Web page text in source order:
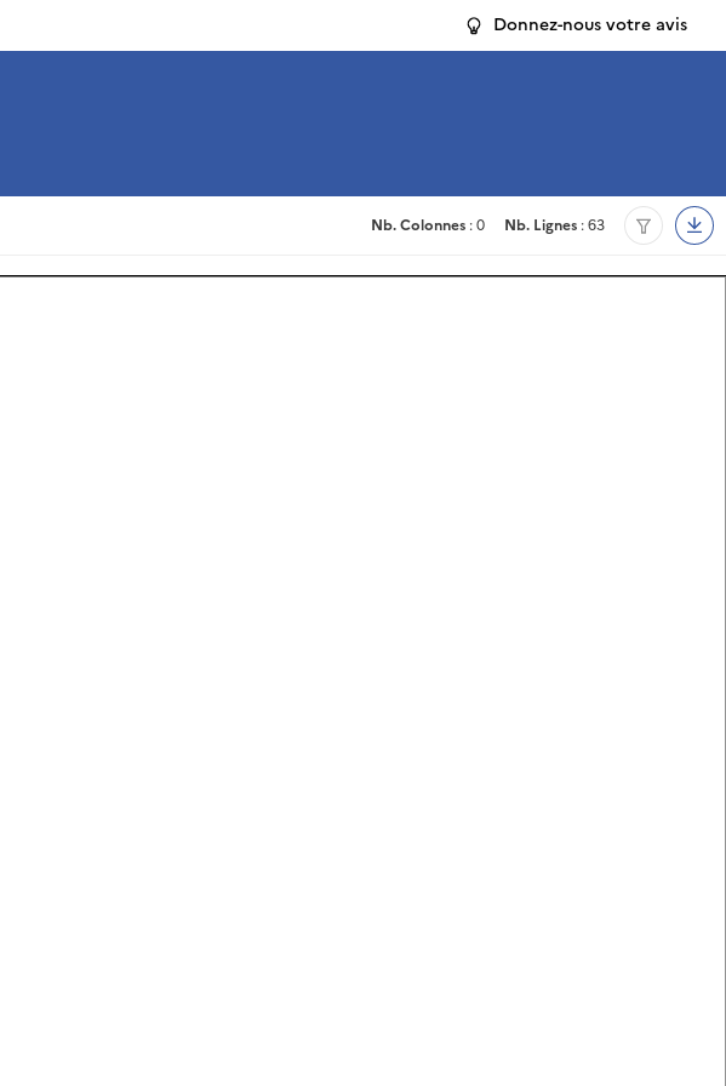
Donnez-nous votre avis
Nb. Colonnes : 0 Nb. Lignes : 63